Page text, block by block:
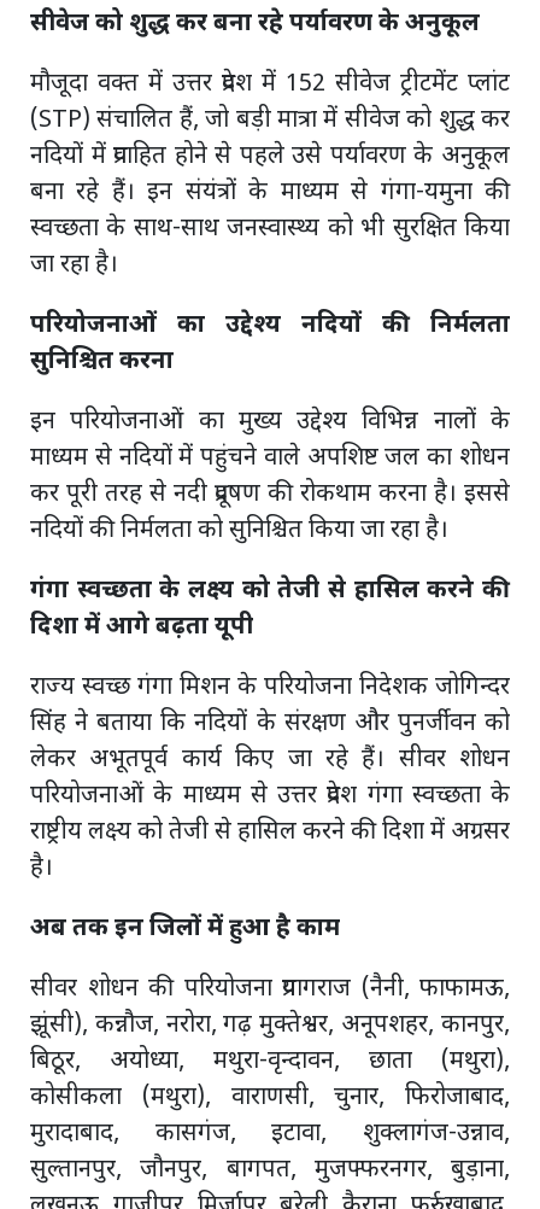
सीवेज को शुद्ध कर बना रहे पर्यावरण के अनुकूल
मौजूदा वक्त में उत्तर प्रदेश में 152 सीवेज ट्रीटमेंट प्लांट
(STP) संचालित हैं, जो बड़ी मात्रा में सीवेज को शुद्ध कर
नदियों में प्रवाहित होने से पहले उसे पर्यावरण के अनुकूल
बना रहे हैं। इन संयंत्रों के माध्यम से गंगा-यमुना की
स्वच्छता के साथ-साथ जनस्वास्थ्य को भी सुरक्षित किया
जा रहा है।
परियोजनाओं का उद्देश्य नदियों की निर्मलता
सुनिश्चित करना
इन परियोजनाओं का मुख्य उद्देश्य विभिन्न नालों के
माध्यम से नदियों में पहुंचने वाले अपशिष्ट जल का शोधन
कर पूरी तरह से नदी प्रदूषण की रोकथाम करना है। इससे
नदियों की निर्मलता को सुनिश्चित किया जा रहा है।
गंगा स्वच्छता के लक्ष्य को तेजी से हासिल करने की
दिशा में आगे बढ़ता यूपी
राज्य स्वच्छ गंगा मिशन के परियोजना निदेशक जोगिन्दर
सिंह ने बताया कि नदियों के संरक्षण और पुनर्जीवन को
लेकर अभूतपूर्व कार्य किए जा रहे हैं। सीवर शोधन
परियोजनाओं के माध्यम से उत्तर प्रदेश गंगा स्वच्छता के
राष्ट्रीय लक्ष्य को तेजी से हासिल करने की दिशा में अग्रसर
है।
अब तक इन जिलों में हुआ है काम
सीवर शोधन की परियोजना प्रयागराज (नैनी, फाफामऊ,
झूंसी), कन्नौज, नरोरा, गढ़ मुक्तेश्वर, अनूपशहर, कानपुर,
बिठूर, अयोध्या, मथुरा-वृन्दावन, छाता (मथुरा),
कोसीकला (मथुरा), वाराणसी, चुनार, फिरोजाबाद,
मुरादाबाद, कासगंज, इटावा, शुक्लागंज-उन्नाव,
सुल्तानपुर, जौनपुर, बागपत, मुजफ्फरनगर, बुड़ाना,